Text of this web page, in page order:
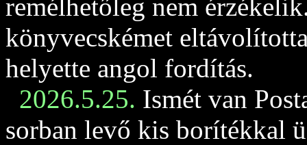
remélhetőleg nem
könyvecskémet
helyette angol fordítás.
2026.5.25. Ismét van
sorban levő kis borítékkal